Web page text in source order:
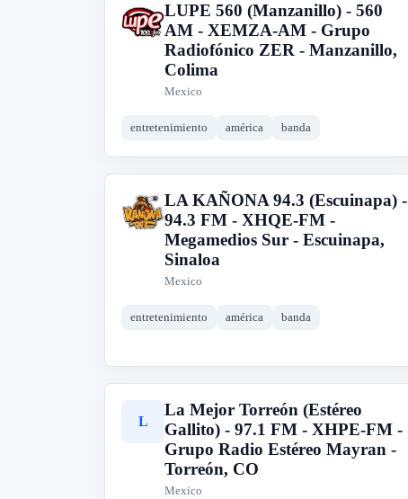
L
LUPE 560 (Manzanillo) - 560
AM - XEMZA-AM - Grupo
Radiofónico ZER - Manzanillo,
Colima
Mexico
entretenimiento américa banda
L
LA KAÑONA 94.3 (Escuinapa) -
94.3 FM - XHQE-FM -
Megamedios Sur - Escuinapa,
Sinaloa
Mexico
entretenimiento américa banda
L
La Mejor Torreón (Estéreo
Gallito) - 97.1 FM - XHPE-FM -
Grupo Radio Estéreo Mayran -
Torreón, CO
Mexico